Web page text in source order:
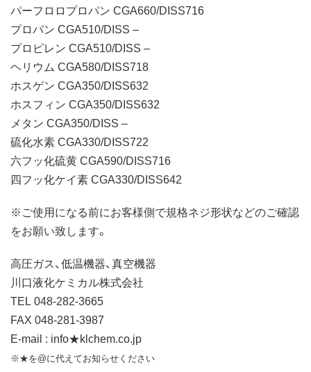
パーフロロプロパン CGA660/DISS716
プロパン CGA510/DISS –
プロピレン CGA510/DISS –
ヘリウム CGA580/DISS718
ホスゲン CGA350/DISS632
ホスフィン CGA350/DISS632
メタン CGA350/DISS –
硫化水素 CGA330/DISS722
六フッ化硫黄 CGA590/DISS716
四フッ化ケイ素 CGA330/DISS642
※ご使用になる前にお客様側で規格ネジ形状などのご確認
をお願い致します。
高圧ガス、低温機器、真空機器
川口液化ケミカル株式会社
TEL 048-282-3665
FAX 048-281-3987
E-mail : info★klchem.co.jp
※★を@に代えてお知らせください